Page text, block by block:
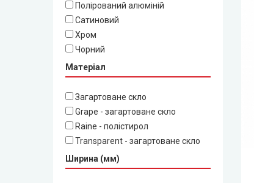
Полірований алюміній
Сатиновий
Хром
Чорний
Матеріал
Загартоване скло
Grape - загартоване скло
Raine - полістирол
Transparent - загартоване скло
Ширина (мм)